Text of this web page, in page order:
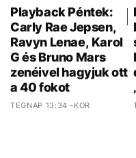
Playback Péntek:
Carly Rae Jepsen,
Ravyn Lenae, Karol
G és Bruno Mars
zenéivel hagyjuk ott
a 40 fokot
TEGNAP 13:34 -KOR